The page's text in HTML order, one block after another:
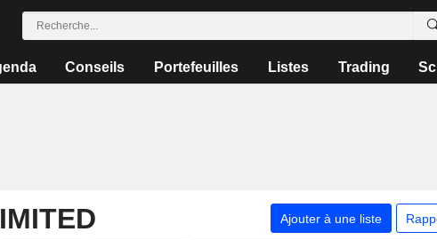
Conseils Portefeuilles Listes Trading
Ajouter à une liste